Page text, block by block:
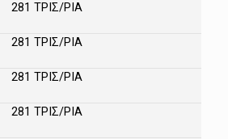
281 ΤΡΙΣ/ΡΙΑ
281 ΤΡΙΣ/ΡΙΑ
281 ΤΡΙΣ/ΡΙΑ
281 ΤΡΙΣ/ΡΙΑ